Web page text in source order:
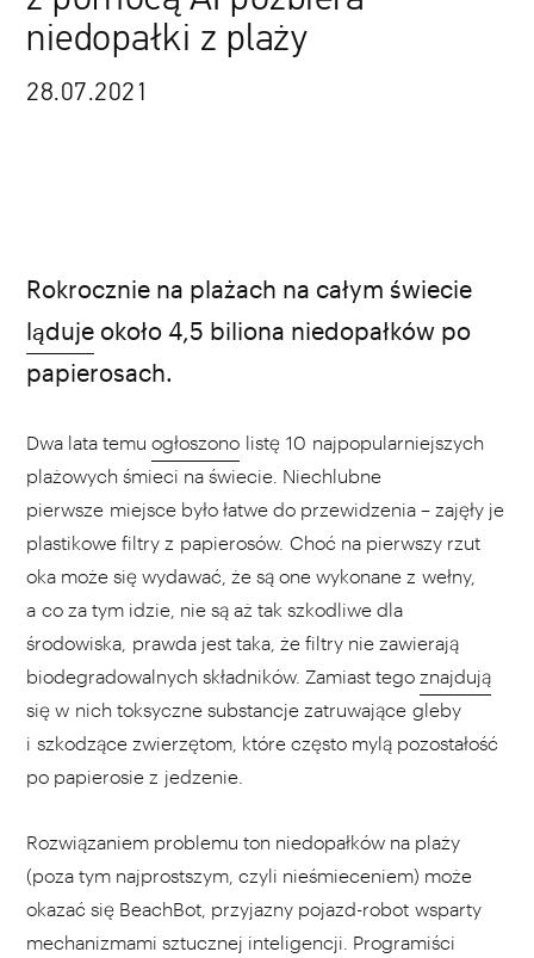
niedopałki z plaży
28.07.2021
FACEBOOK TWITTER
Rokrocznie na plażach na całym świecie
ląduje około 4,5 biliona niedopałków po
papierosach.
Dwa lata temu ogłoszono listę 10 najpopularniejszych
plażowych śmieci na świecie. Niechlubne
pierwsze miejsce było łatwe do przewidzenia – zajęły je
plastikowe filtry z papierosów. Choć na pierwszy rzut
oka może się wydawać, że są one wykonane z wełny,
a co za tym idzie, nie są aż tak szkodliwe dla
środowiska, prawda jest taka, że filtry nie zawierają
biodegradowalnych składników. Zamiast tego znajdują
się w nich toksyczne substancje zatruwające gleby
i szkodzące zwierzętom, które często mylą pozostałość
po papierosie z jedzenie.
Rozwiązaniem problemu ton niedopałków na plaży
(poza tym najprostszym, czyli nieśmieceniem) może
okazać się BeachBot, przyjazny pojazd-robot wsparty
mechanizmami sztucznej inteligencji. Programiści